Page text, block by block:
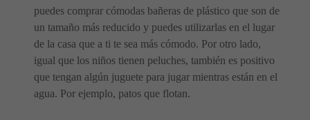
puedes comprar cómodas bañeras de plástico que son de
un tamaño más reducido y puedes utilizarlas en el lugar
de la casa que a ti te sea más cómodo. Por otro lado,
igual que los niños tienen peluches, también es positivo
que tengan algún juguete para jugar mientras están en el
agua. Por ejemplo, patos que flotan.